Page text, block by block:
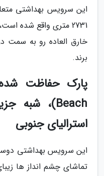
این سرویس بهداشتی
2731 متری واقع شده
برند.
استرالیای جنوبی
این سرویس بهداشتی
تماشای چشم انداز ها